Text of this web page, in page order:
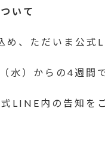
いて
、ただいま公式
水）からの4週間
LINE内の告知を